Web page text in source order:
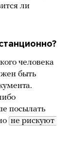
ли
человека
быть
посылать
не рискуют